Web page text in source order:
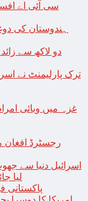
سی آئی اے
ہندوستان کی
دو لاکھ سے
ترک پارلیمنٹ نے
غزہ میں وبائی
رجسٹرڈ
اسرائیل دنیا سے
لیا
پاکستانی